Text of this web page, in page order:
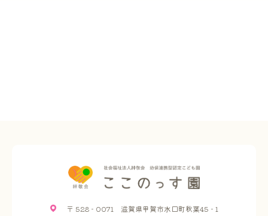
〒 528 - 0071 滋賀県甲賀市水口町秋葉45 - 1